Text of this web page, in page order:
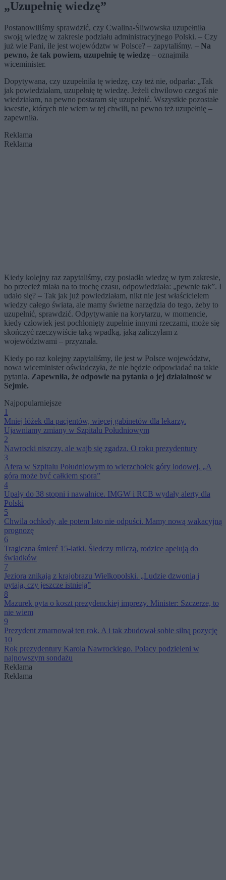
„Uzupełnię wiedzę”
Postanowiliśmy sprawdzić, czy Cwalina-Śliwowska uzupełniła
swoją wiedzę w zakresie podziału administracyjnego Polski. – Czy
już wie Pani, ile jest województw w Polsce? – zapytaliśmy. – Na
pewno, że tak powiem, uzupełnię tę wiedzę – oznajmiła
wiceminister.
Dopytywana, czy uzupełniła tę wiedzę, czy też nie, odparła: „Tak
jak powiedziałam, uzupełnię tę wiedzę. Jeżeli chwilowo czegoś nie
wiedziałam, na pewno postaram się uzupełnić. Wszystkie pozostałe
kwestie, których nie wiem w tej chwili, na pewno też uzupełnię –
zapewniła.
Reklama
Reklama
Kiedy kolejny raz zapytaliśmy, czy posiadła wiedzę w tym zakresie,
bo przecież miała na to trochę czasu, odpowiedziała: „pewnie tak”. I
udało się? – Tak jak już powiedziałam, nikt nie jest właścicielem
wiedzy całego świata, ale mamy świetne narzędzia do tego, żeby to
uzupełnić, sprawdzić. Odpytywanie na korytarzu, w momencie,
kiedy człowiek jest pochłonięty zupełnie innymi rzeczami, może się
skończyć rzeczywiście taką wpadką, jaką zaliczyłam z
województwami – przyznała.
Kiedy po raz kolejny zapytaliśmy, ile jest w Polsce województw,
nowa wiceminister oświadczyła, że nie będzie odpowiadać na takie
pytania. Zapewniła, że odpowie na pytania o jej działalność w
Sejmie.
Najpopularniejsze
1
Mniej łóżek dla pacjentów, więcej gabinetów dla lekarzy.
Ujawniamy zmiany w Szpitalu Południowym
2
Nawrocki niszczy, ale wajb się zgadza. O roku prezydentury
3
Afera w Szpitalu Południowym to wierzchołek góry lodowej. „A
góra może być całkiem spora”
4
Upały do 38 stopni i nawałnice. IMGW i RCB wydały alerty dla
Polski
5
Chwila ochłody, ale potem lato nie odpuści. Mamy nową wakacyjną
prognozę
6
Tragiczna śmierć 15-latki. Śledczy milczą, rodzice apelują do
świadków
7
Jeziora znikają z krajobrazu Wielkopolski. „Ludzie dzwonią i
pytają, czy jeszcze istnieją”
8
Mazurek pyta o koszt prezydenckiej imprezy. Minister: Szczerze, to
nie wiem
9
Prezydent zmarnował ten rok. A i tak zbudował sobie silną pozycję
10
Rok prezydentury Karola Nawrockiego. Polacy podzieleni w
najnowszym sondażu
Reklama
Reklama